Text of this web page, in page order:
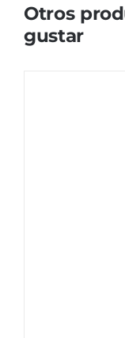
Otros
gustar